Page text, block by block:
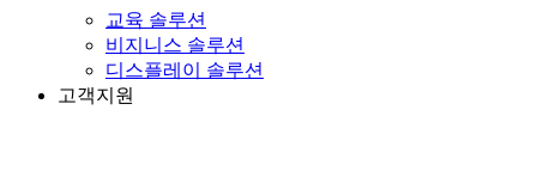
교육 솔루션
비지니스 솔루션
디스플레이 솔루션
고객지원